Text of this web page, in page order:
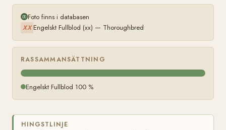
Foto finns i databasen
XX Engelskt Fullblod (xx) — Thoroughbred
RASSAMMANSÄTTNING
Engelskt Fullblod 100 %
HINGSTLINJE